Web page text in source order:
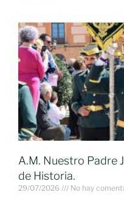
A.M. Nuestro Padre
de Historia.
29/07/2026 No hay